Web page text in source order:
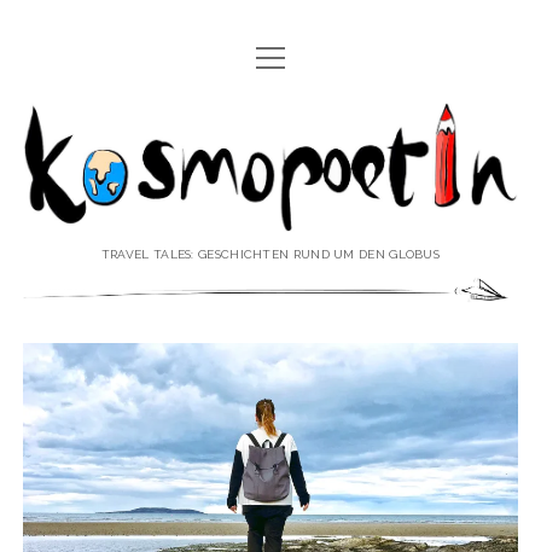
REISEREPORTAGEN
REISEPOESIE
REISEKOLUMNEN
REISEVIDEOS
REISESPECIALS
♥ ÜBER DEN REISEBLOG Menü
öffnen
IMPRESSUM
♥ ÜBER DIE AUTORIN Menü
öffnen
Menü
öffnen
Kosmopoetin
TRAVEL TALES: GESCHICHTEN RUND UM DEN GLOBUS